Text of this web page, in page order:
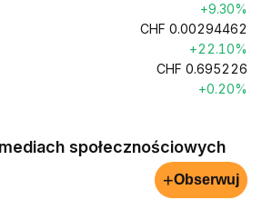
+9.30%
CHF 0.00294462
+22.10%
CHF 0.695226
+0.20%
społecznościowych
+Obserwuj